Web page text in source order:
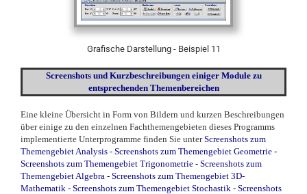
Grafische Darstellung - Beispiel 11
Screenshots und Kurzbeschreibungen einiger Module zu
entsprechenden Themenbereichen
Eine kleine Übersicht in Form von Bildern und kurzen Beschreibungen
über einige zu den einzelnen Fachthemengebieten dieses Programms
implementierte Unterprogramme finden Sie unter Screenshots zum
Themengebiet Analysis - Screenshots zum Themengebiet Geometrie -
Screenshots zum Themengebiet Trigonometrie - Screenshots zum
Themengebiet Algebra - Screenshots zum Themengebiet 3D-
Mathematik - Screenshots zum Themengebiet Stochastik - Screenshots